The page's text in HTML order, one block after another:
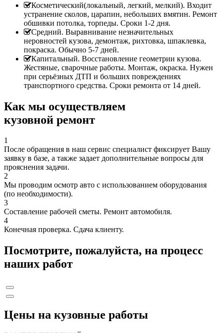
Косметический(локальный, легкий, мелкий). Входит
устранение сколов, царапин, небольших вмятин. Ремонт
обшивки потолка, торпеды. Сроки 1-2 дня.
Средний. Выравнивание незначительных
неровностей кузова, демонтаж, рихтовка, шпаклевка,
покраска. Обычно 5-7 дней.
Капитальный. Восстановление геометрии кузова.
Жестяные, сварочные работы. Монтаж, окраска. Нужен
при серьёзных ДТП и больших повреждениях
транспортного средства. Сроки ремонта от 14 дней.
Как мы осуществляем
кузовной ремонт
1
После обращения в наш сервис специалист фиксирует Вашу
заявку в базе, а также задает дополнительные вопросы для
прояснения задачи.
2
Мы проводим осмотр авто с использованием оборудования
(по необходимости).
3
Составление рабочей сметы. Ремонт автомобиля.
4
Конечная проверка. Сдача клиенту.
Посмотрите, пожалуйста, на процесс
наших работ
Цены на кузовные работы